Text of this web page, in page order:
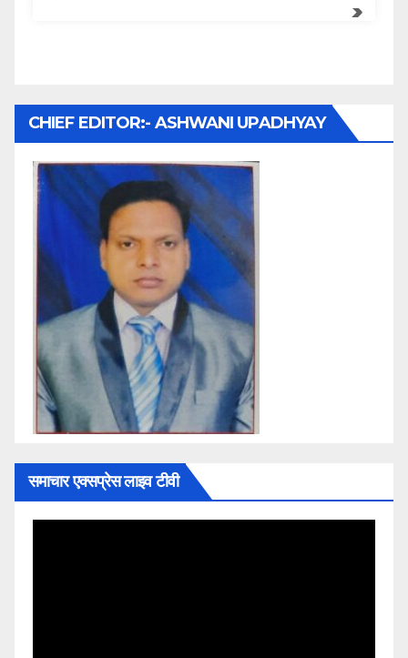
CHIEF EDITOR:- ASHWANI UPADHYAY
समाचार एक्सप्रेस लाइव टीवी